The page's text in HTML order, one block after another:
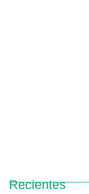
Recientes